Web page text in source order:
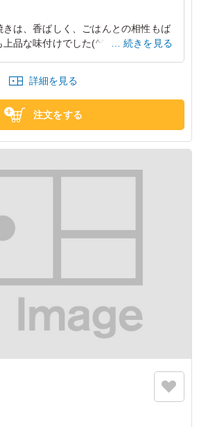
は、香ばしく、ごはんとの相性もば
上品な味付けでした(^^)男女、年齢問
東京都中央区新川2024/08/06
続きを見る
詳細を見る
注文をする